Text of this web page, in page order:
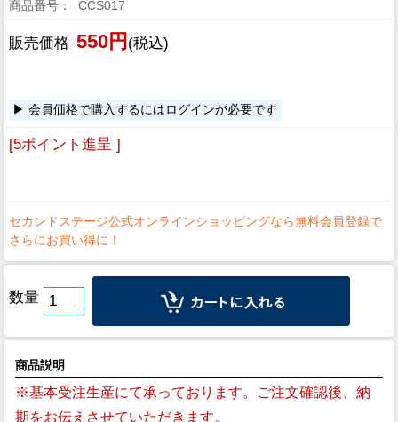
CCS017
販売価格 550円 (税込)
会員価格で購入するにはログインが必要です
[5ポイント進呈 ]
数量
商品説明
※基本受注生産にて承っております。ご注文確認後、納
期をお伝えさせていただきます。